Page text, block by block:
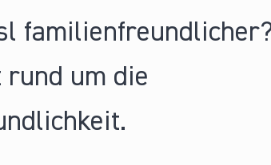
rund um die